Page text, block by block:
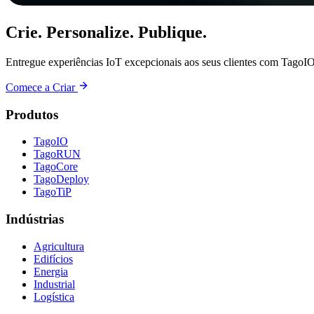
Crie. Personalize. Publique.
Entregue experiências IoT excepcionais aos seus clientes com
Comece a Criar
Produtos
TagoIO
TagoRUN
TagoCore
TagoDeploy
TagoTiP
Indústrias
Agricultura
Edifícios
Energia
Industrial
Logística